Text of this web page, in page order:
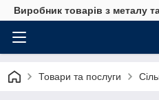
Виробник товарів з металу
Товари та послуги